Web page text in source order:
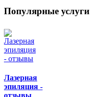
Популярные услуги
Лазерная
эпиляция -